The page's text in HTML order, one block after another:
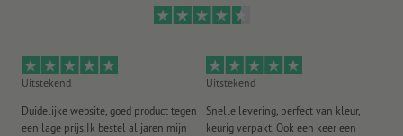
Uitstekend
Duidelijke website, goed product tegen
een lage prijs.Ik bestel al jaren mijn
Uitstekend
Snelle levering, perfect van kleur,
keurig verpakt. Ook een keer een